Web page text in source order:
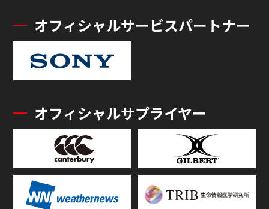
オフィシャルサービスパートナー
オフィシャルサプライヤー